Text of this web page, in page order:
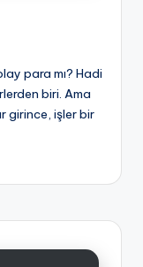
para mı? Hadi
biri. Ama
girince, işler bir